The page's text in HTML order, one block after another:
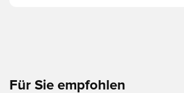
Für Sie empfohlen